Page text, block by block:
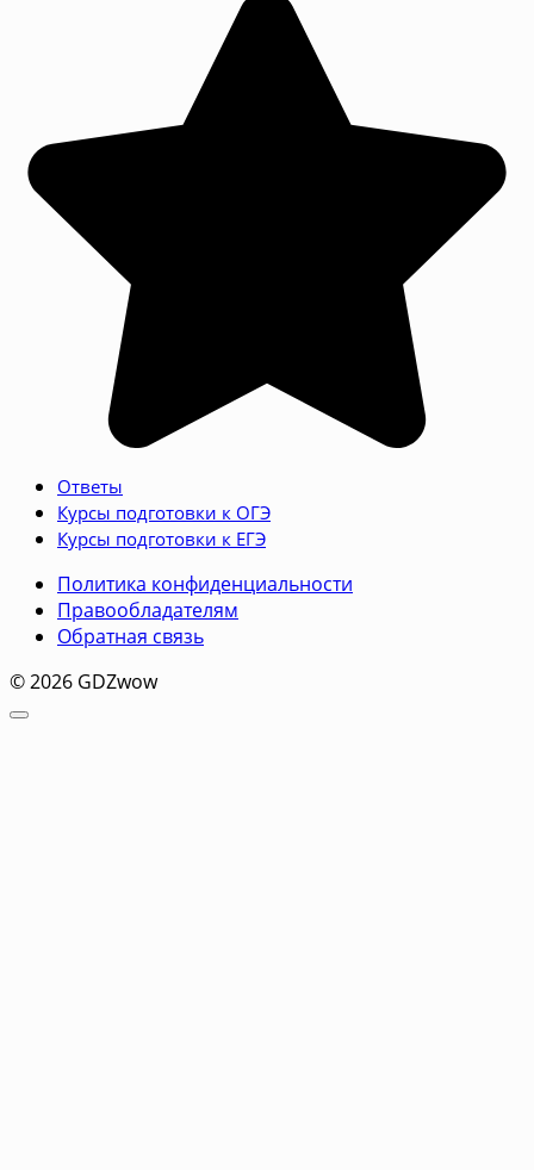
Ответы
Курсы подготовки к ОГЭ
Курсы подготовки к ЕГЭ
Политика конфиденциальности
Правообладателям
Обратная связь
© 2026 GDZwow